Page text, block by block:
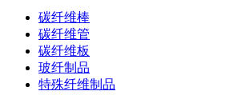
碳纤维棒
碳纤维管
碳纤维板
玻纤制品
特殊纤维制品